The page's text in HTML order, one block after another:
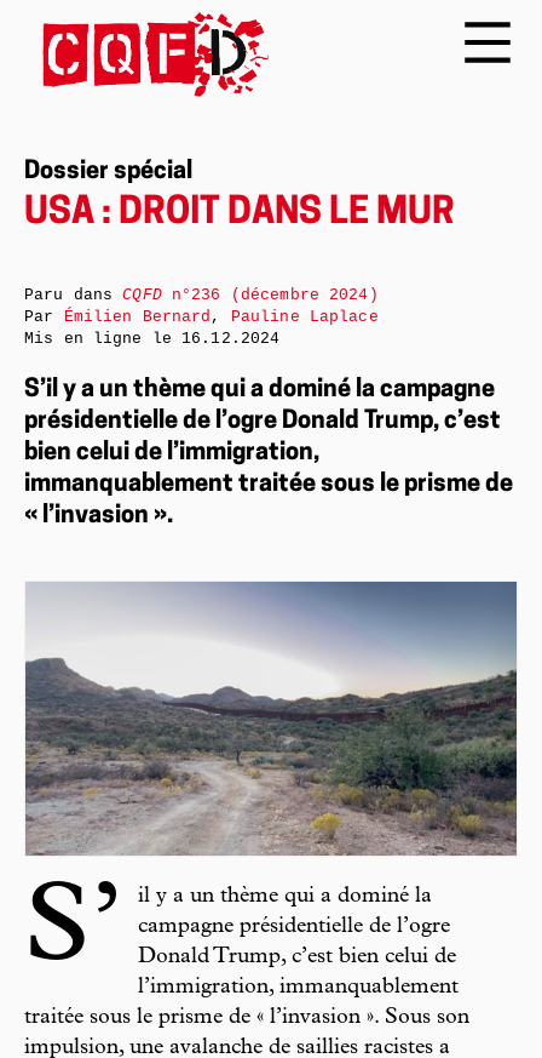
Dossier spécial
USA : DROIT DANS LE MUR
S’il y a un thème qui a dominé la campagne
présidentielle de l’ogre Donald Trump, c’est
bien celui de l’immigration,
immanquablement traitée sous le prisme de
« l’invasion ».
S’
il y a un thème qui a dominé la
campagne présidentielle de l’ogre
Donald Trump, c’est bien celui de
l’immigration, immanquablement
traitée sous le prisme de « l’invasion ». Sous son
impulsion, une avalanche de saillies racistes a
Paru dansCQFDn°236 (décembre 2024)
Par Émilien Bernard , Pauline Laplace
Mis en ligne le 16.12.2024